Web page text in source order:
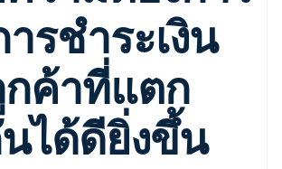
ระบบ
อัตโนมัติ
สำหรับการ
ทำบัญชี
Stripe
Sigma
รายงานที่
ออกแบบเอง
Data
Pipeline
ตามอุตสาหกรรม
บริษัท AI
แวดวงครีเอเตอร์
เกม
การบริการ การเดินทาง
รองรับอยู่
จัดเตรียมและจัดการ
บริการด้วยเอเจนต์
แหล่งข้อมูล
การเชื่อมต่อการทำงาน
การประชุมประจำปีแบบ
ตำแหน่งงาน
ห้องข่าว
Stripe Press
การติดต่อ
รชำระเงิน
ค้าที่แตก
ได้ดียิ่งขึ้น